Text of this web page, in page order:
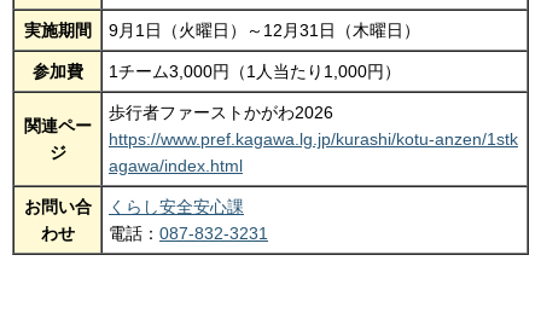
実施期間 9月1日（火曜日）～12月31日（木曜日）
参加費 1チーム3,000円（1人当たり1,000円）
関連ペー
ジ
歩行者ファーストかがわ2026
https://www.pref.kagawa.lg.jp/kurashi/kotu-anzen/1stk
agawa/index.html
お問い合
わせ
くらし安全安心課
電話： 087-832-3231